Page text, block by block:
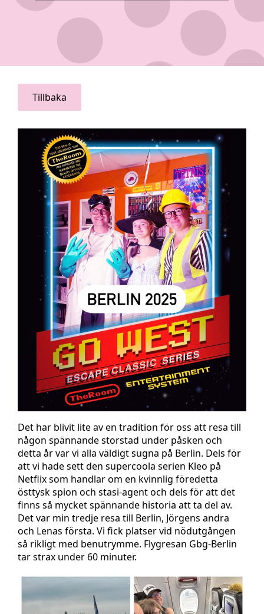
Tillbaka
Det har blivit lite av en tradition för oss att resa till
någon spännande storstad under påsken och
detta år var vi alla väldigt sugna på Berlin. Dels för
att vi hade sett den supercoola serien Kleo på
Netflix som handlar om en kvinnlig föredetta
östtysk spion och stasi-agent och dels för att det
finns så mycket spännande historia att ta del av.
Det var min tredje resa till Berlin, Jörgens andra
och Lenas första. Vi fick platser vid nödutgången
så rikligt med benutrymme. Flygresan Gbg-Berlin
tar strax under 60 minuter.